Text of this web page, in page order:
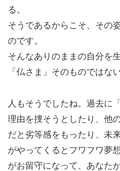
る。
そうであるからこそ、その
のです。
そんなありのままの自分を
「仏さま」そのものではな
人もそうでしたね。過去に
理由を捜そうとしたり、他
だと劣等感をもったり、未
がやってくるとフワフワ夢
がお留守になって、あなた